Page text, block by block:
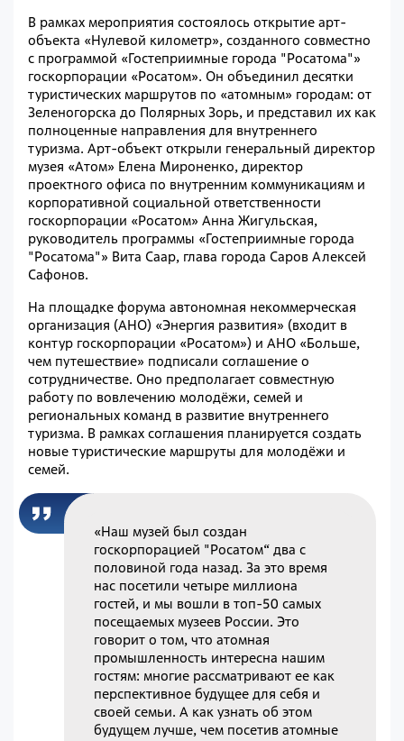
В рамках мероприятия состоялось открытие арт-
объекта «Нулевой километр», созданного совместно
с программой «Гостеприимные города "Росатома"»
госкорпорации «Росатом». Он объединил десятки
туристических маршрутов по «атомным» городам: от
Зеленогорска до Полярных Зорь, и представил их как
полноценные направления для внутреннего
туризма. Арт-объект открыли генеральный директор
музея «Атом» Елена Мироненко, директор
проектного офиса по внутренним коммуникациям и
корпоративной социальной ответственности
госкорпорации «Росатом» Анна Жигульская,
руководитель программы «Гостеприимные города
"Росатома"» Вита Саар, глава города Саров Алексей
Сафонов.
На площадке форума автономная некоммерческая
организация (АНО) «Энергия развития» (входит в
контур госкорпорации «Росатом») и АНО «Больше,
чем путешествие» подписали соглашение о
сотрудничестве. Оно предполагает совместную
работу по вовлечению молодёжи, семей и
региональных команд в развитие внутреннего
туризма. В рамках соглашения планируется создать
новые туристические маршруты для молодёжи и
семей.
«Наш музей был создан
госкорпорацией "Росатом“ два с
половиной года назад. За это время
нас посетили четыре миллиона
гостей, и мы вошли в топ-50 самых
посещаемых музеев России. Это
говорит о том, что атомная
промышленность интересна нашим
гостям: многие рассматривают ее как
перспективное будущее для себя и
своей семьи. А как узнать об этом
будущем лучше, чем посетив атомные